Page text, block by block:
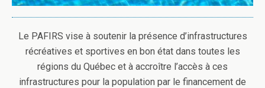
Le PAFIRS vise à soutenir la présence d’infrastructures
récréatives et sportives en bon état dans toutes les
régions du Québec et à accroître l’accès à ces
infrastructures pour la population par le financement de